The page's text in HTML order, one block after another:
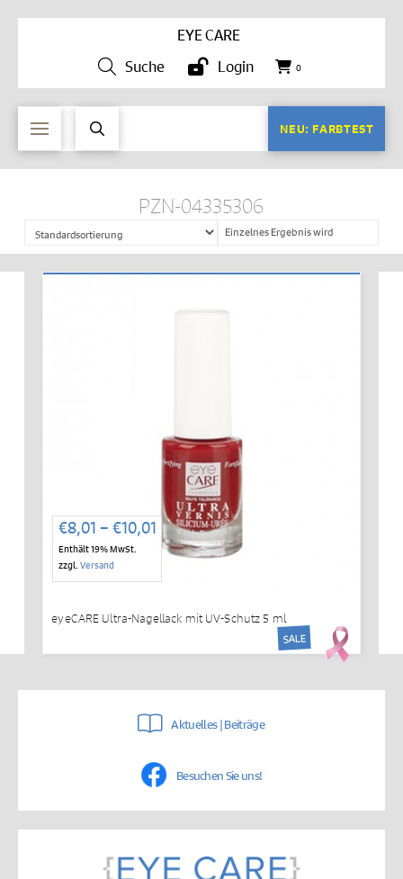
EYE CARE
Suche
Login 0
NEU: FARBTEST
PZN-04335306
Einzelnes Ergebnis wird
angezeigt
€8,01 – €10,01Preisspanne:
€8,01
bis
Enthält 19% MwSt.
zzgl. Versand
eyeCARE Ultra-Nagellack mit UV-Schutz 5 ml
SALE
Aktuelles | Beiträge
Besuchen Sie uns!